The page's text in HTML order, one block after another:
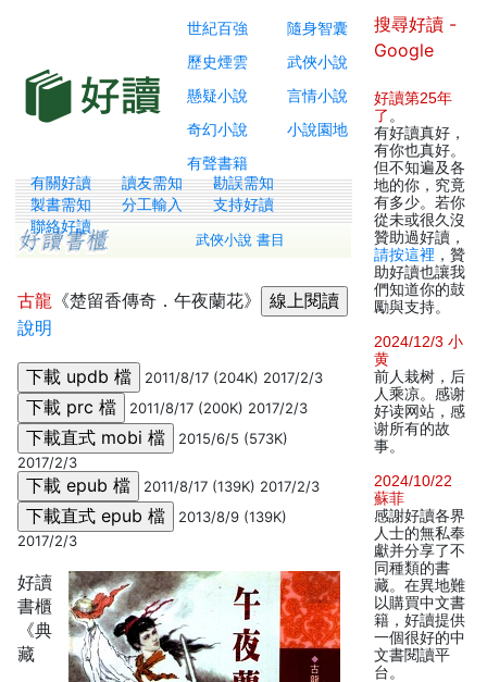
世紀百強
隨身智囊
歷史煙雲
武俠小說
懸疑小說
言情小說
奇幻小說
小說園地
有聲書籍
有關好讀 讀友需知
勘誤需知
製書需知
分工輸入
支持好讀
聯絡好讀
武俠小說 書目
古龍 《楚留香傳奇．午夜蘭花》
說明
2011/8/17 (204K) 2017/2/3
2011/8/17 (200K) 2017/2/3
2015/6/5 (573K)
2017/2/3
2011/8/17 (139K) 2017/2/3
2013/8/9 (139K)
2017/2/3
好讀
書櫃
《典
藏
搜尋好讀 -
Google
好讀第25年
了 。
有好讀真好，
有你也真好。
但不知遍及各
地的你，究竟
有多少。若你
從未或很久沒
贊助過好讀，
請按這裡 ，贊
助好讀也讓我
們知道你的鼓
勵與支持。
2024/12/3 小
黄
前人栽树，后
人乘凉。感谢
好读网站，感
谢所有的故
事。
2024/10/22
蘇菲
感謝好讀各界
人士的無私奉
獻并分享了不
同種類的書
藏。在異地難
以購買中文書
籍，好讀提供
一個很好的中
文書閱讀平
台。